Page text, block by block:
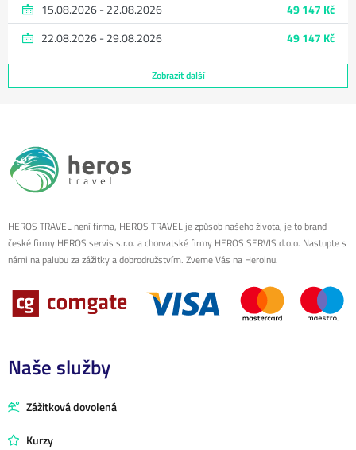
15.08.2026 - 22.08.2026
49 147 Kč
22.08.2026 - 29.08.2026
49 147 Kč
Zobrazit další
HEROS TRAVEL není firma, HEROS TRAVEL je způsob našeho života, je to brand
české firmy HEROS servis s.r.o. a chorvatské firmy HEROS SERVIS d.o.o. Nastupte s
námi na palubu za zážitky a dobrodružstvím. Zveme Vás na Heroinu.
Naše služby
Zážitková dovolená
Kurzy